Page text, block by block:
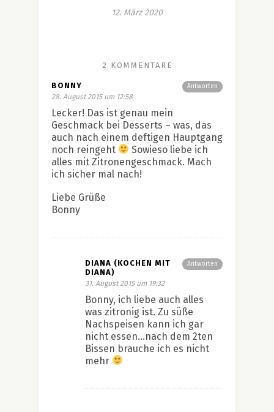
12. März 2020
2 KOMMENTARE
Antworten
BONNY
28. August 2015 um 12:58
Lecker! Das ist genau mein
Geschmack bei Desserts – was, das
auch nach einem deftigen Hauptgang
noch reingeht
Sowieso liebe ich
alles mit Zitronengeschmack. Mach
ich sicher mal nach!
Liebe Grüße
Bonny
Antworten
DIANA (KOCHEN MIT
DIANA)
31. August 2015 um 19:32
Bonny, ich liebe auch alles
was zitronig ist. Zu süße
Nachspeisen kann ich gar
nicht essen…nach dem 2ten
Bissen brauche ich es nicht
mehr